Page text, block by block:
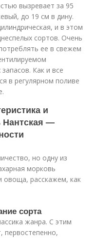
вызревает за 95
до 19 см в дину.
и в этом
сортов. Очень
ее в свежем
Как и все
в регулярном поливе
и
Нантская —
но одну из
морковь
овоща, расскажем, как
сорта
жанра. С этим
первостепенно,